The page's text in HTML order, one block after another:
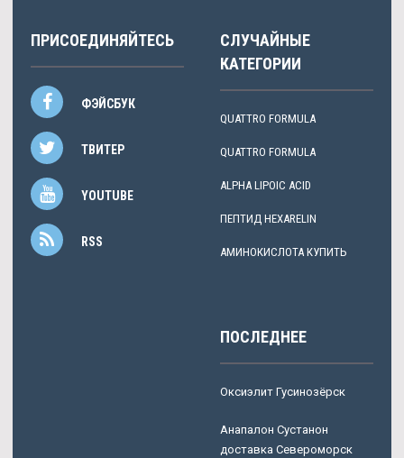
ПРИСОЕДИНЯЙТЕСЬ
ФЭЙСБУК
ТВИТЕР
YOUTUBE
RSS
СЛУЧАЙНЫЕ
КАТЕГОРИИ
QUATTRO FORMULA
QUATTRO FORMULA
ALPHA LIPOIC ACID
ПЕПТИД HEXARELIN
АМИНОКИСЛОТА КУПИТЬ
ПОСЛЕДНЕЕ
Оксиэлит Гусинозёрск
Анапалон Сустанон
доставка Североморск